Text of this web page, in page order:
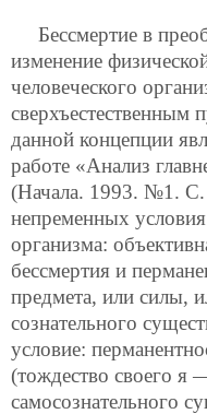
Бессмертие в
изменение
человеческого
сверхъестественным
данной концепции
работе «Анализ
(Начала. 1993. №1. С.
непременных
организма:
бессмертия и
предмета, или силы,
сознательного
условие:
(тождество своего я
самосознательного